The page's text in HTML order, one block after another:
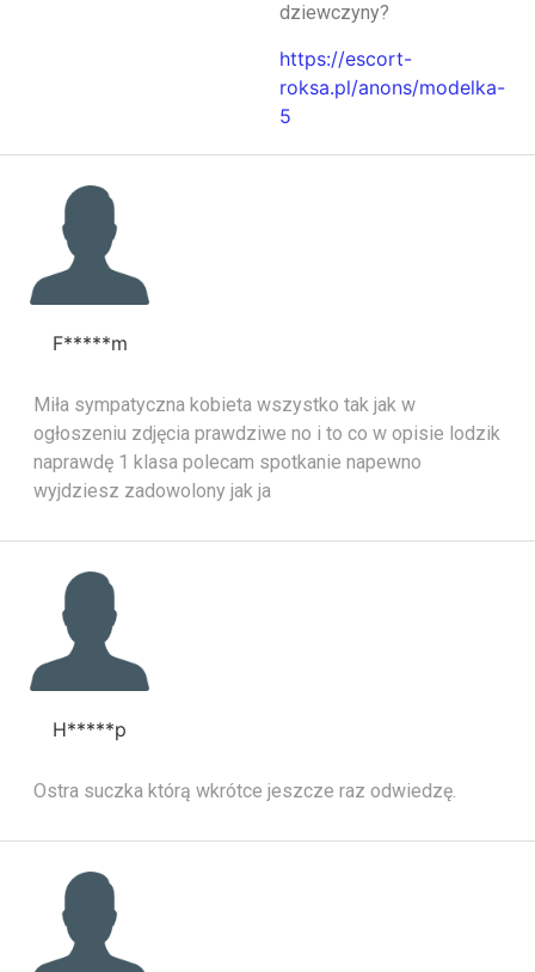
dziewczyny?
https://escort-
roksa.pl/anons/modelka-
5
F*****m
Miła sympatyczna kobieta wszystko tak jak w
ogłoszeniu zdjęcia prawdziwe no i to co w opisie lodzik
naprawdę 1 klasa polecam spotkanie napewno
wyjdziesz zadowolony jak ja
H*****p
Ostra suczka którą wkrótce jeszcze raz odwiedzę.